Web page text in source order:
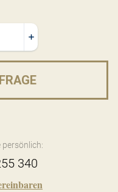
persönlich:
340